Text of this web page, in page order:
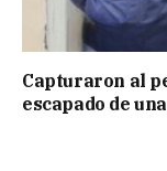
Capturaron al
escapado de